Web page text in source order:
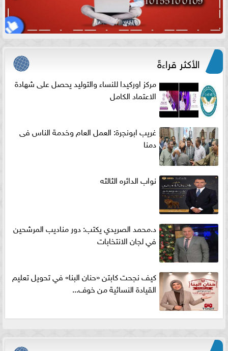
الأكثر قراءةً
مركز اوركيدا للنساء والتوليد يحصل على شهادة
الاعتماد الكامل
غريب ابونجرة: العمل العام وخدمة الناس فى
دمنا
نواب الدائره الثالثه
د.محمد الصريدي يكتب: دور مناديب المرشحين
في لجان الانتخابات
كيف نجحت كابتن «حنان البنا» في تحويل تعليم
القيادة النسائية من خوف...